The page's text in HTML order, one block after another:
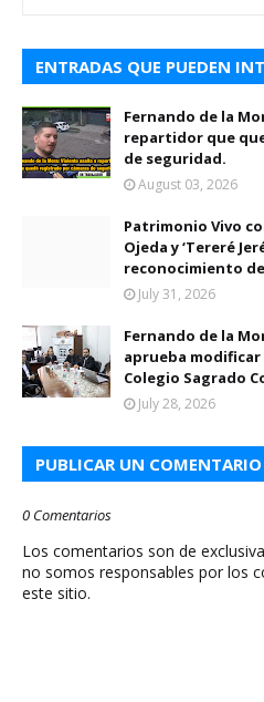
ENTRADAS QUE PUEDEN
Fernando de la
repartidor que
de seguridad.
August 03, 2026
Patrimonio Vivo
Ojeda y ‘Tereré
reconocimiento
July 31, 2026
Fernando de la
aprueba
Colegio Sagrado
July 28, 2026
PUBLICAR UN COMENTARIO
0 Comentarios
Los comentarios son de
no somos responsables por los
este sitio.